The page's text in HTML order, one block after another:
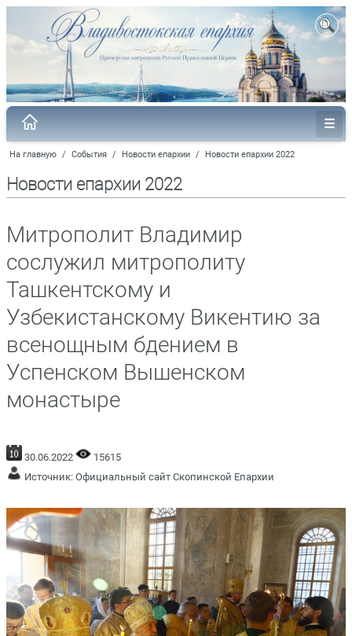
На главную / События / Новости епархии / Новости епархии 2022
Новости епархии 2022
Митрополит Владимир
сослужил митрополиту
Ташкентскому и
Узбекистанскому Викентию за
всенощным бдением в
Успенском Вышенском
монастыре
30.06.2022
15615
Источник: Официальный сайт Скопинской Епархии